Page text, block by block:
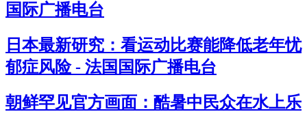
国际广播电台
日本最新研究：看运动比赛能降低老年忧
郁症风险 - 法国国际广播电台
朝鲜罕见官方画面：酷暑中民众在水上乐